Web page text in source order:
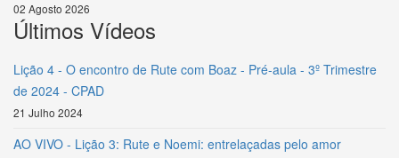
02 Agosto 2026
Últimos Vídeos
Lição 4 - O encontro de Rute com Boaz - Pré-aula - 3º Trimestre
de 2024 - CPAD
21 Julho 2024
AO VIVO - Lição 3: Rute e Noemi: entrelaçadas pelo amor